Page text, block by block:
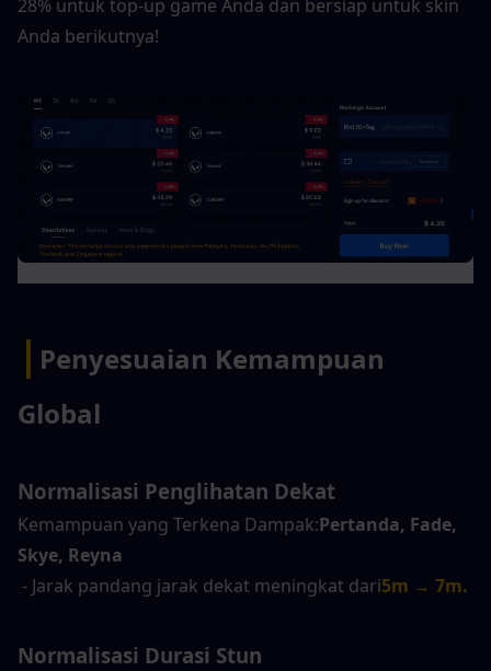
28% untuk top-up game Anda dan bersiap untuk skin
Anda berikutnya!
| Penyesuaian Kemampuan
Global
Normalisasi Penglihatan Dekat
Kemampuan yang Terkena Dampak:Pertanda, Fade,
Skye, Reyna
- Jarak pandang jarak dekat meningkat dari5m → 7m.
Normalisasi Durasi Stun